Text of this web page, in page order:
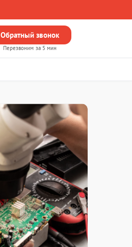
Обратный звонок
Перезвоним за 5 мин